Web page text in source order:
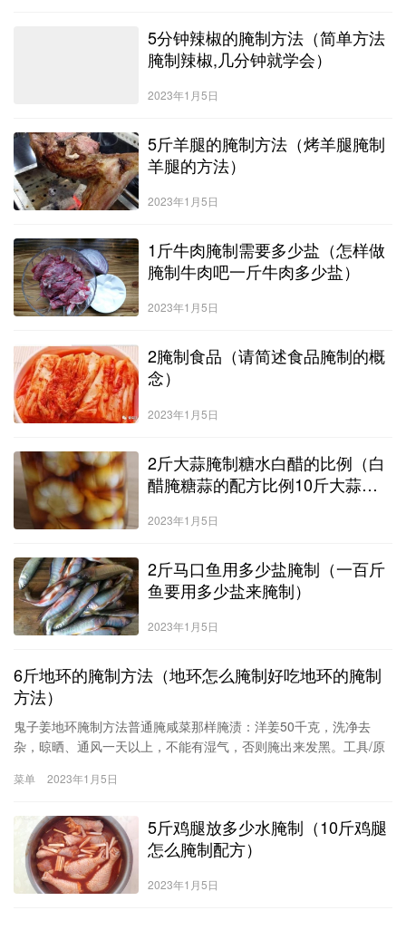
5分钟辣椒的腌制方法（简单方法
腌制辣椒,几分钟就学会）
2023年1月5日
5斤羊腿的腌制方法（烤羊腿腌制
羊腿的方法）
2023年1月5日
1斤牛肉腌制需要多少盐（怎样做
腌制牛肉吧一斤牛肉多少盐）
2023年1月5日
2腌制食品（请简述食品腌制的概
念）
2023年1月5日
2斤大蒜腌制糖水白醋的比例（白
醋腌糖蒜的配方比例10斤大蒜腌
2023年1月5日
2斤马口鱼用多少盐腌制（一百斤
鱼要用多少盐来腌制）
2023年1月5日
6斤地环的腌制方法（地环怎么腌制好吃地环的腌制
方法）
鬼子姜地环腌制方法普通腌咸菜那样腌渍：洋姜50千克，洗净去
杂，晾晒、通风一天以上，不能有湿气，否则腌出来发黑。工具/原
克，洗净去杂，晾晒、通风一天以上，不能有湿气，否则腌出来发
菜单 2023年1月5日
5斤鸡腿放多少水腌制（10斤鸡腿
怎么腌制配方）
2023年1月5日